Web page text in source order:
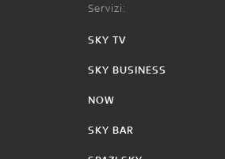
Servizi:
SKY TV
SKY BUSINESS
NOW
SKY BAR